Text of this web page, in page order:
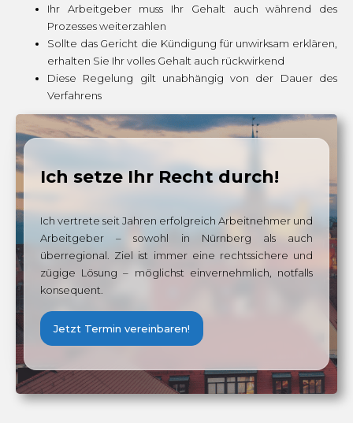
Ihr Arbeitgeber muss Ihr Gehalt auch während des
Prozesses weiterzahlen
Sollte das Gericht die Kündigung für unwirksam erklären,
erhalten Sie Ihr volles Gehalt auch rückwirkend
Diese Regelung gilt unabhängig von der Dauer des
Verfahrens
Ich setze Ihr Recht durch!
Ich vertrete seit Jahren erfolgreich Arbeitnehmer und
Arbeitgeber – sowohl in Nürnberg als auch
überregional. Ziel ist immer eine rechtssichere und
zügige Lösung – möglichst einvernehmlich, notfalls
konsequent.
Jetzt Termin vereinbaren!